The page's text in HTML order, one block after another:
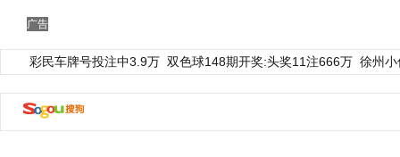
广告
彩民车牌号投注中3.9万 双色球148期开奖:头奖11注666万 徐州